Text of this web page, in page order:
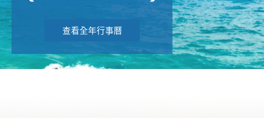
查看全年行事曆